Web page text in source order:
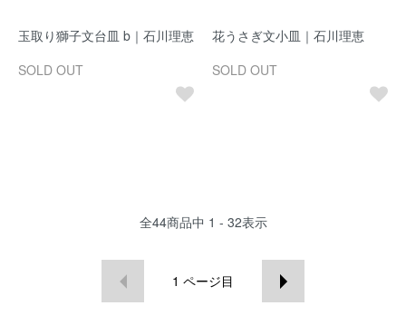
玉取り獅子文台皿 b｜石川理恵
SOLD OUT
花うさぎ文小皿｜石川理恵
SOLD OUT
全44商品中 1 - 32表示
1 ページ目